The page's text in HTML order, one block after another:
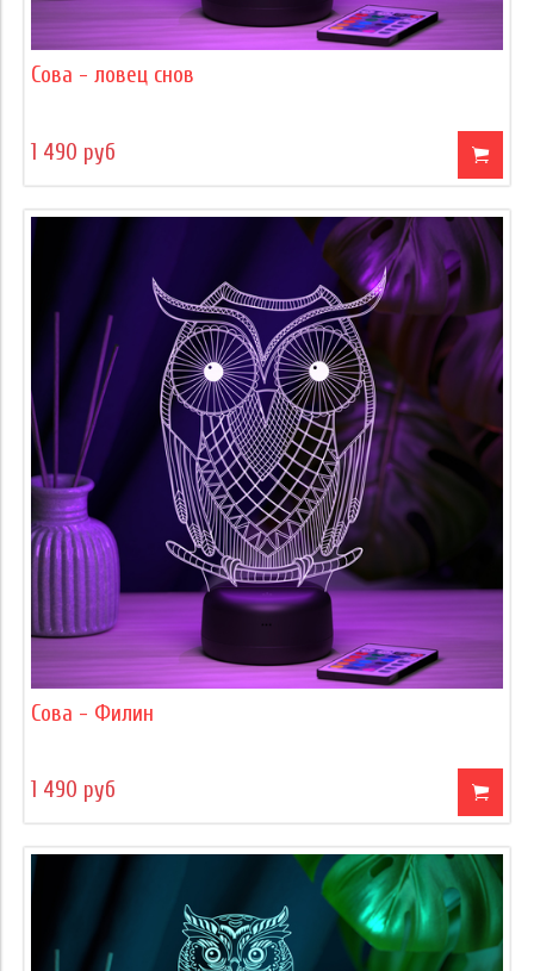
Сова - ловец снов
1 490 руб
Сова - Филин
1 490 руб